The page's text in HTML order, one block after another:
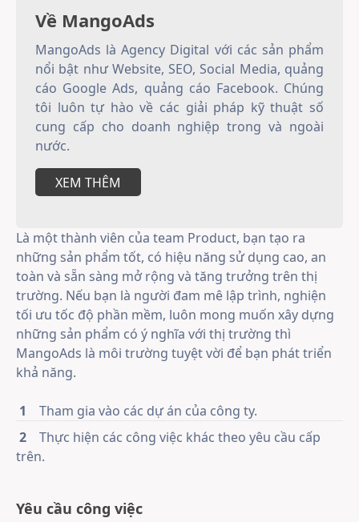
Về MangoAds
MangoAds là Agency Digital với các sản phẩm
nổi bật như Website, SEO, Social Media, quảng
cáo Google Ads, quảng cáo Facebook. Chúng
tôi luôn tự hào về các giải pháp kỹ thuật số
cung cấp cho doanh nghiệp trong và ngoài
nước.
XEM THÊM
Là một thành viên của team Product, bạn tạo ra
những sản phẩm tốt, có hiệu năng sử dụng cao, an
toàn và sẵn sàng mở rộng và tăng trưởng trên thị
trường. Nếu bạn là người đam mê lập trình, nghiện
tối ưu tốc độ phần mềm, luôn mong muốn xây dựng
những sản phẩm có ý nghĩa với thị trường thì
MangoAds là môi trường tuyệt vời để bạn phát triển
khả năng.
1
Tham gia vào các dự án của công ty.
2
Thực hiện các công việc khác theo yêu cầu cấp
trên.
Yêu cầu công việc